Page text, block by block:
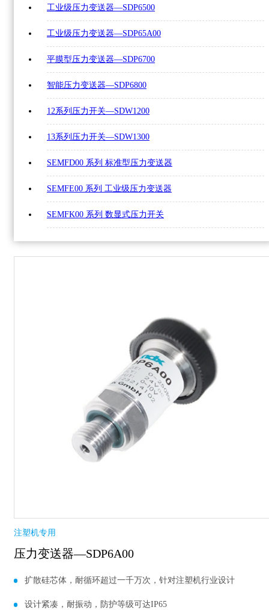
工业级压力变送器—SDP6500
工业级压力变送器—SDP65A00
平膜型压力变送器—SDP6700
智能压力变送器—SDP6800
12系列压力开关—SDW1200
13系列压力开关—SDW1300
SEMFD00 系列 标准型压力变送器
SEMFE00 系列 工业级压力变送器
SEMFK00 系列 数显式压力开关
注塑机专用
压力变送器—SDP6A00
扩散硅芯体，耐循环超过一千万次，针对注塑机行业设计
设计紧凑，耐振动，防护等级可达IP65